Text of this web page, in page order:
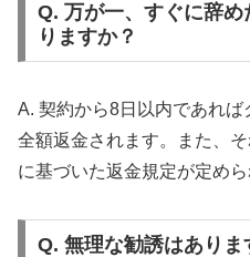
Q. 万が一、すぐに辞
りますか？
A. 契約から8日以内であれば
全額返金されます。また、
に基づいた返金規定が定めら
Q. 無理な勧誘はありま